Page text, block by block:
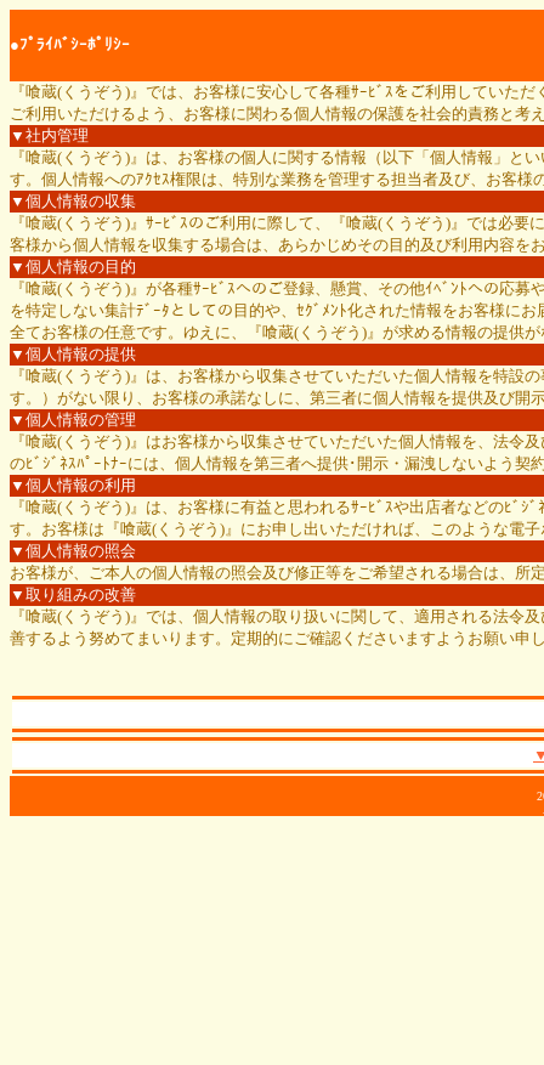
●ﾌﾟﾗｲﾊﾞｼｰﾎﾟﾘｼｰ
『喰蔵(くうぞう)』では、お客様に安心して各種ｻｰﾋﾞｽをご利用していた
ご利用いただけるよう、お客様に関わる個人情報の保護を社会的責務と考
▼社内管理
『喰蔵(くうぞう)』は、お客様の個人に関する情報（以下「個人情報」
す。個人情報へのｱｸｾｽ権限は、特別な業務を管理する担当者及び、お客
▼個人情報の収集
『喰蔵(くうぞう)』ｻｰﾋﾞｽのご利用に際して、『喰蔵(くうぞう)』では必
客様から個人情報を収集する場合は、あらかじめその目的及び利用内容
▼個人情報の目的
『喰蔵(くうぞう)』が各種ｻｰﾋﾞｽへのご登録、懸賞、その他ｲﾍﾞﾝﾄへの応
を特定しない集計ﾃﾞｰﾀとしての目的や、ｾｸﾞﾒﾝﾄ化された情報をお客様に
全てお客様の任意です。ゆえに、『喰蔵(くうぞう)』が求める情報の提供
▼個人情報の提供
『喰蔵(くうぞう)』は、お客様から収集させていただいた個人情報を特
す。）がない限り、お客様の承諾なしに、第三者に個人情報を提供及び開
▼個人情報の管理
『喰蔵(くうぞう)』はお客様から収集させていただいた個人情報を、法
のﾋﾞｼﾞﾈｽﾊﾟｰﾄﾅｰには、個人情報を第三者へ提供･開示・漏洩しないよう
▼個人情報の利用
『喰蔵(くうぞう)』は、お客様に有益と思われるｻｰﾋﾞｽや出店者などのﾋﾞ
す。お客様は『喰蔵(くうぞう)』にお申し出いただければ、このような電
▼個人情報の照会
お客様が、ご本人の個人情報の照会及び修正等をご希望される場合は、
▼取り組みの改善
『喰蔵(くうぞう)』では、個人情報の取り扱いに関して、適用される法
善するよう努めてまいります。定期的にご確認くださいますようお願い申